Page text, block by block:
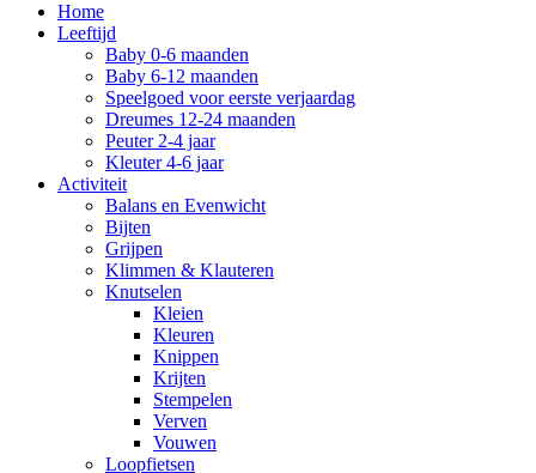
Home
Leeftijd
Baby 0-6 maanden
Baby 6-12 maanden
Speelgoed voor eerste verjaardag
Dreumes 12-24 maanden
Peuter 2-4 jaar
Kleuter 4-6 jaar
Activiteit
Balans en Evenwicht
Bijten
Grijpen
Klimmen & Klauteren
Knutselen
Kleien
Kleuren
Knippen
Krijten
Stempelen
Verven
Vouwen
Loopfietsen